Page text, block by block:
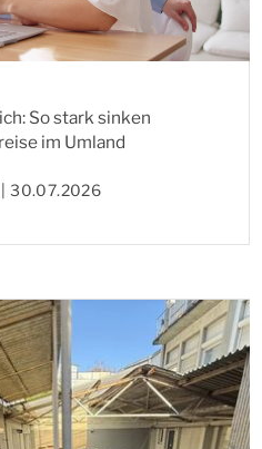
So stark sinken
im Umland
| 30.07.2026